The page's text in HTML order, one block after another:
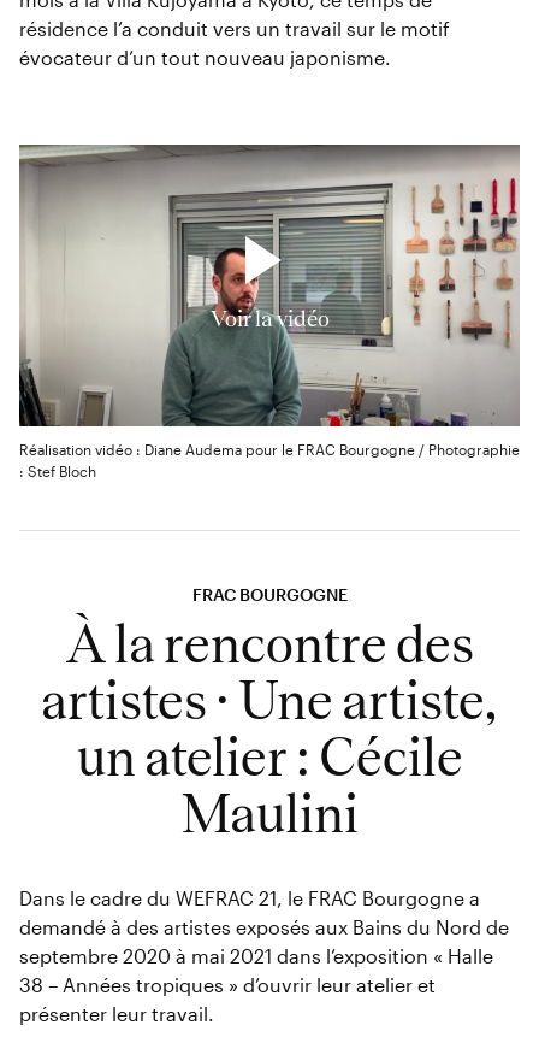
résidence l’a conduit vers un travail sur le motif
évocateur d’un tout nouveau japonisme.
Voir la vidéo
Réalisation vidéo : Diane Audema pour le FRAC Bourgogne / Photographie
: Stef Bloch
FRAC BOURGOGNE
À la rencontre des
artistes · Une artiste,
un atelier : Cécile
Maulini
Dans le cadre du WEFRAC 21, le FRAC Bourgogne a
demandé à des artistes exposés aux Bains du Nord de
septembre 2020 à mai 2021 dans l’exposition « Halle
38 – Années tropiques » d’ouvrir leur atelier et
présenter leur travail.